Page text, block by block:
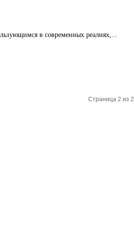
в современных реалиях,...
Страница 2 из 2